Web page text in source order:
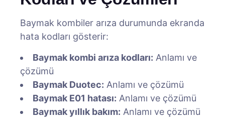
Baymak kombiler arıza durumunda ekranda
hata kodları gösterir:
Baymak kombi arıza kodları: Anlamı ve
çözümü
Baymak Duotec: Anlamı ve çözümü
Baymak E01 hatası: Anlamı ve çözümü
Baymak yıllık bakım: Anlamı ve çözümü